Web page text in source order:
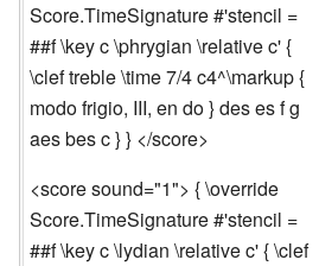
Score.TimeSignature #'stencil =
##f \key c \phrygian \relative c' {
\clef treble \time 7/4 c4^\markup {
modo frigio, III, en do } des es f g
aes bes c } } </score>
<score sound="1"> { \override
Score.TimeSignature #'stencil =
##f \key c \lydian \relative c' { \clef